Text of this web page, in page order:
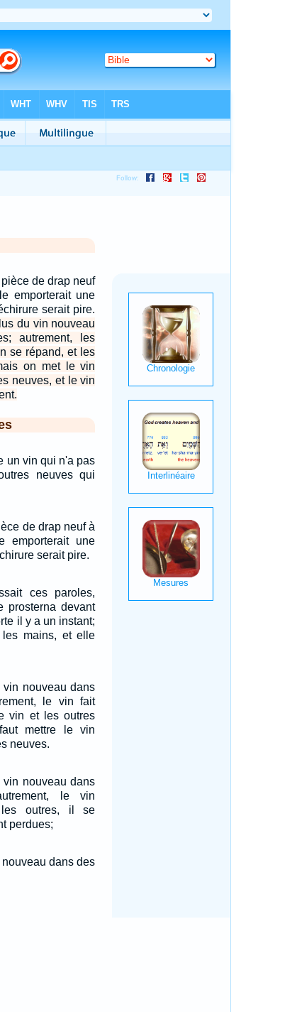
de drap neuf
emporterait une
serait pire.
du vin nouveau
autrement, les
se répand, et les
on met le vin
neuves, et le vin
un vin qui n'a pas
neuves qui
de drap neuf à
emporterait une
serait pire.
ces paroles,
prosterna devant
il y a un instant;
les mains, et elle
nouveau dans
le vin fait
vin et les outres
mettre le vin
neuves.
nouveau dans
le vin
les outres, il se
perdues;
dans des